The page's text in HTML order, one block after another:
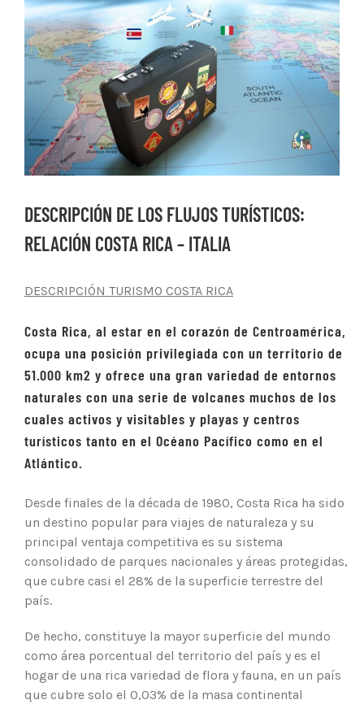
Ver
imagen
más
grande
DESCRIPCIÓN DE LOS FLUJOS TURÍSTICOS:
RELACIÓN COSTA RICA – ITALIA
DESCRIPCIÓN TURISMO COSTA RICA
Costa Rica, al estar en el corazón de Centroamérica,
ocupa una posición privilegiada con un territorio de
51.000 km2 y ofrece una gran variedad de entornos
naturales con una serie de volcanes muchos de los
cuales activos y visitables y playas y centros
turísticos tanto en el Océano Pacífico como en el
Atlántico.
Desde finales de la década de 1980, Costa Rica ha sido
un destino popular para viajes de naturaleza y su
principal ventaja competitiva es su sistema
consolidado de parques nacionales y áreas protegidas,
que cubre casi el 28% de la superficie terrestre del
país.
De hecho, constituye la mayor superficie del mundo
como área porcentual del territorio del país y es el
hogar de una rica variedad de flora y fauna, en un país
que cubre solo el 0,03% de la masa continental